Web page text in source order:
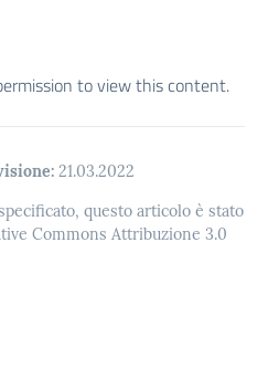
to view this content.
21.03.2022
questo articolo è stato
Commons Attribuzione 3.0